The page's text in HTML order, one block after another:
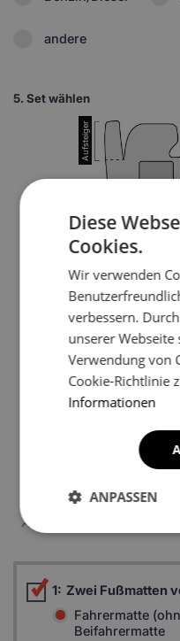
andere
5. Set wählen
*Ein Beispielfoto. Das
Autofußboden
1: Zwei Fußmatten
Fahrermatte
Beifahrermatte
Diese
Cookies.
Wir verwenden
verbessern.
unserer
Verwendung von
Cookie-Richtlinie
Informationen
ANPASSEN